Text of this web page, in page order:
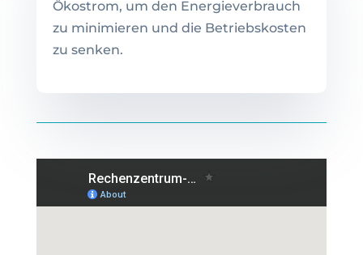
Ökostrom, um den Energieverbrauch
zu minimieren und die Betriebskosten
zu senken.